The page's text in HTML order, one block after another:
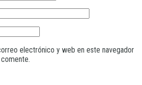
electrónico y web en este navegador